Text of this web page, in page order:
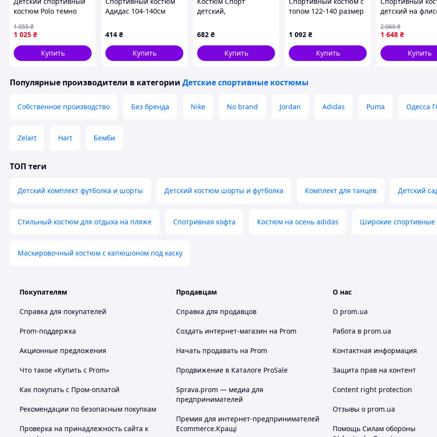
костюм Polo темно
молнией
1 025 ₴
1 055₴
Купить
Адидас 104-140см
414 ₴
Купить
детский,
36) оптом MH1012
black - P205856
682 ₴
Купить
топом 122-140 размер
1 092 ₴
Купить
детский на
102R1520
1 648 ₴
2 060₴
Купить
Популярные производители в категории Детские спортивные костюмы
Собственное производство Без бренда Nike No brand Jordan Adidas Puma Одесса
Zelart Hart Бемби
ТОП теги
Детский комплект футболка и шорты Детский костюм шорты и футболка Комплект для танцев Детский
Стильный костюм для отдыха на пляже Спотривная кофта Костюм на осень adidas Широкие спортивные
Маскировочный костюм с капюшоном под каску
Покупателям
Справка для покупателей
Prom-поддержка
Акционные предложения
Что такое «Купить с Prom»
Как покупать с Пром-оплатой
Рекомендации по безопасным покупкам
Проверка на принадлежность сайта к
Продавцам
Справка для продавцов
Создать интернет-магазин на Prom
Начать продавать на Prom
Продвижение в Каталоге ProSale
Sprava.prom — медиа для
предпринимателей
Премия для интернет-предпринимателей
Ecommerce.Кращі
О нас
О prom.ua
Работа в prom.ua
Контактная информация
Защита прав на контент
Content right protection
Отзывы о prom.ua
Помощь Силам обороны